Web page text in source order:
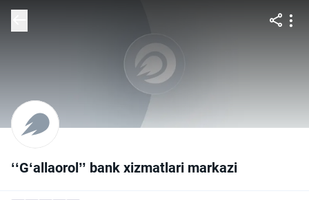
ʻʻG‘allaorol’’ bank xizmatlari markazi